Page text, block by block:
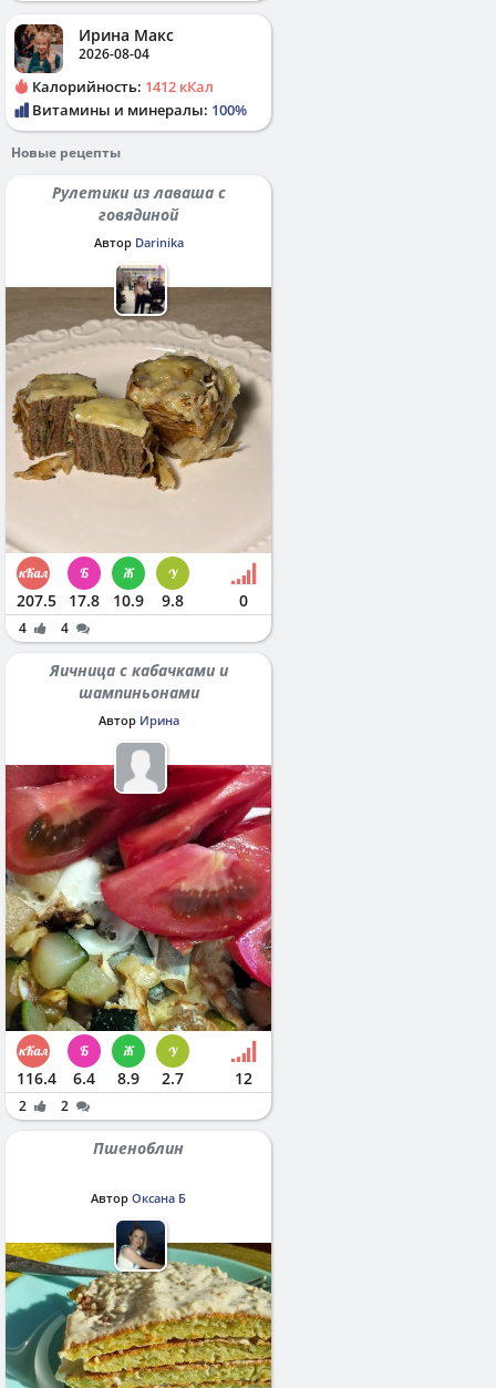
Ирина Макс
2026-08-04
Калорийность: 1412 кКал
Витамины и минералы: 100%
Новые рецепты
Рулетики из лаваша с
говядиной
Автор Darinika
207.5 17.8 10.9 9.8 0
4 4
Яичница с кабачками и
шампиньонами
Автор Ирина
116.4 6.4 8.9 2.7 12
2 2
Пшеноблин
Автор Оксана Б